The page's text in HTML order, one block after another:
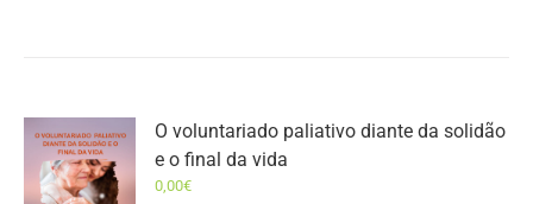
O voluntariado paliativo diante da solidão
e o final da vida
0,00€